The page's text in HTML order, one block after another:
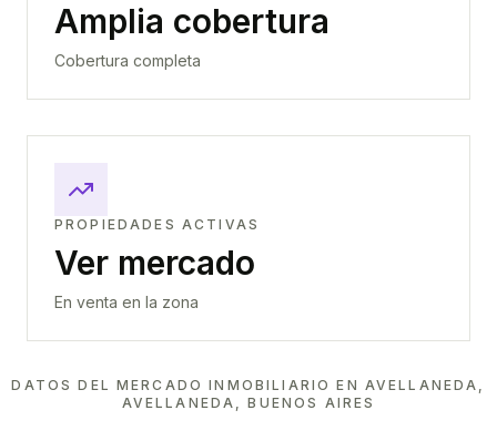
Amplia cobertura
Cobertura completa
PROPIEDADES ACTIVAS
Ver mercado
En venta en la zona
DATOS DEL MERCADO INMOBILIARIO EN AVELLANEDA,
AVELLANEDA, BUENOS AIRES